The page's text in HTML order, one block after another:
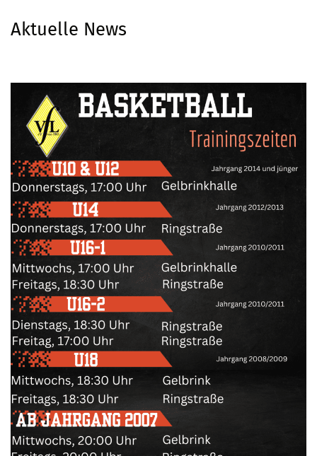
Aktuelle News